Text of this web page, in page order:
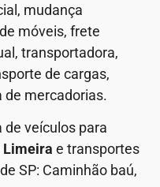
mudança
móveis, frete
transportadora,
de cargas,
de mercadorias.
veículos para
Limeira e transportes
SP: Caminhão baú,